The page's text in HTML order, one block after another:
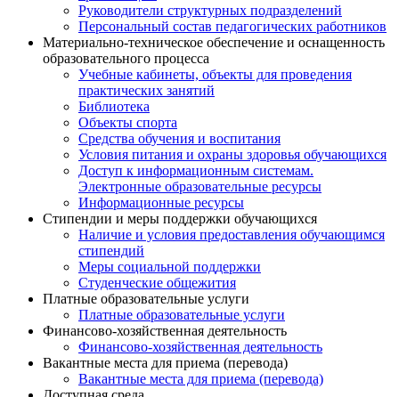
Руководители структурных подразделений
Персональный состав педагогических работников
Материально-техническое обеспечение и оснащенность
образовательного процесса
Учебные кабинеты, объекты для проведения
практических занятий
Библиотека
Объекты спорта
Средства обучения и воспитания
Условия питания и охраны здоровья обучающихся
Доступ к информационным системам.
Электронные образовательные ресурсы
Информационные ресурсы
Стипендии и меры поддержки обучающихся
Наличие и условия предоставления обучающимся
стипендий
Меры социальной поддержки
Студенческие общежития
Платные образовательные услуги
Платные образовательные услуги
Финансово-хозяйственная деятельность
Финансово-хозяйственная деятельность
Вакантные места для приема (перевода)
Вакантные места для приема (перевода)